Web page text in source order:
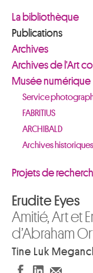
La bibliothèque
Publications
Archives
Archives de l'Art
Musée numérique
Service
FABRITIUS
ARCHIBALD
Archives historiques
Projets de
Erudite Eyes
Amitié, Art et
d’Abraham
Tine Luk